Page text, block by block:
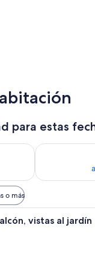
para estas
noche, ago 8 -
Consulta la
o más
sala de estar moderna
vistas al jardín